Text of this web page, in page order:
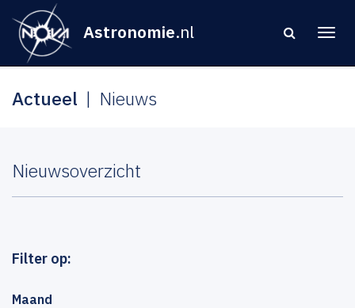
Astronomie.nl
Actueel Nieuws
Nieuwsoverzicht
Filter op:
Maand